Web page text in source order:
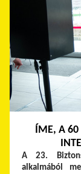
ÍME, A 60
A 23.
alkalmából